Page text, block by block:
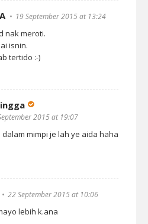
19 September 2015 at 13:24
nak meroti.
isnin.
tertido :-)
2015 at 19:07
mimpi je lah ye aida haha
22 September 2015 at 10:06
lebih k.ana